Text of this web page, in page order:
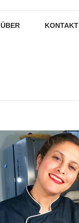
ÜBER KONTAKT